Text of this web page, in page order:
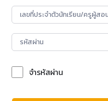
จำรหัสผ่าน